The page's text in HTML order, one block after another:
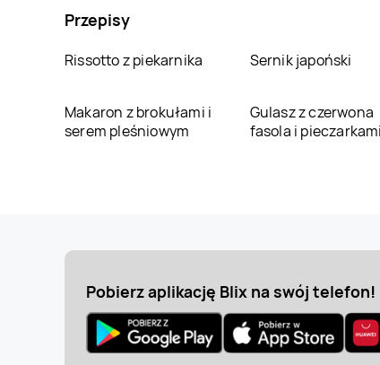
Przepisy
Rissotto z piekarnika Sernik japoński
Makaron z brokułami i
serem pleśniowym
Gulasz z czerwona
fasola i pieczarkami
Pobierz aplikację Blix na swój telefon!